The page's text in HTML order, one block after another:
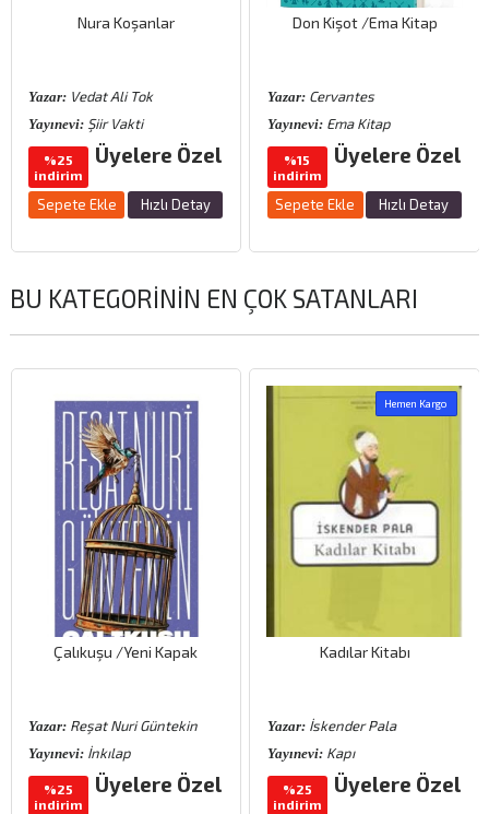
Nura Koşanlar
Yazar: Vedat Ali Tok
Yayınevi: Şiir Vakti
%25
indirim
Üyelere Özel
Sepete Ekle Hızlı Detay
Don Kişot /Ema Kitap
Yazar:Cervantes
Yayınevi:Ema Kitap
%15
indirim
Üyelere Özel
Sepete Ekle Hızlı Detay
BU KATEGORININ EN ÇOK SATANLARI
Çalıkuşu /Yeni Kapak
Yazar: Reşat Nuri Güntekin
Yayınevi: İnkılap
%25
indirim
Üyelere Özel
Hemen Kargo
Kadılar Kitabı
Yazar:İskender Pala
Yayınevi:Kapı
%25
indirim
Üyelere Özel